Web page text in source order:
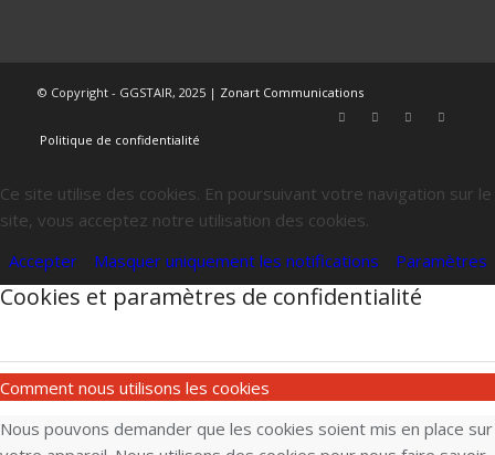
© Copyright - GGSTAIR, 2025 | Zonart Communications
Politique de confidentialité
Ce site utilise des cookies. En poursuivant votre navigation sur le
site, vous acceptez notre utilisation des cookies.
Accepter
Masquer uniquement les notifications Paramètres
Cookies et paramètres de confidentialité
Comment nous utilisons les cookies
Nous pouvons demander que les cookies soient mis en place sur